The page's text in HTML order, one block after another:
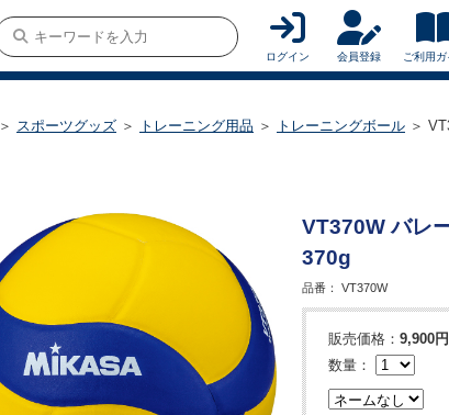
ログイン 会員登録 ご利用ガ
＞ スポーツグッズ ＞ トレーニング用品 ＞ トレーニングボール ＞
VT370W バレ
370g
品番： VT370W
販売価格： 9,900円
数量：